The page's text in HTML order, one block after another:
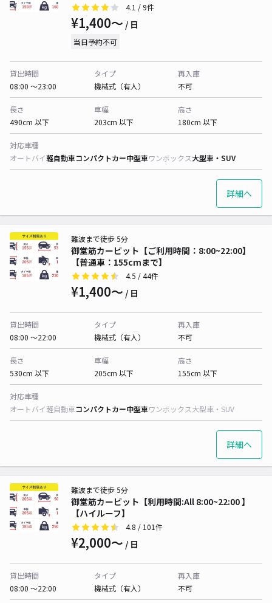
4.1 / 9件
¥1,400〜 / 日
当日予約不可
貸出時間
08:00 〜23:00
タイプ
機械式（有人）
再入庫
不可
長さ
490cm 以下
車幅
203cm 以下
高さ
180cm 以下
対応車種
オートバイ軽自動車コンパクトカー中型車ワンボックス大型車・SUV
詳細へ
御堂筋カーピット【ご利用時間：8:00~22:00】
【普通車：155cmまで】
難波まで徒歩 5分
4.5 / 44件
¥1,400〜 / 日
貸出時間
08:00 〜22:00
タイプ
機械式（有人）
再入庫
不可
長さ
530cm 以下
車幅
205cm 以下
高さ
155cm 以下
対応車種
オートバイ軽自動車コンパクトカー中型車ワンボックス大型車・SUV
詳細へ
御堂筋カーピット【利用時間:All 8:00~22:00 】
【ハイルーフ】
難波まで徒歩 5分
4.8 / 101件
¥2,000〜 / 日
貸出時間
08:00 〜22:00
タイプ
機械式（有人）
再入庫
不可